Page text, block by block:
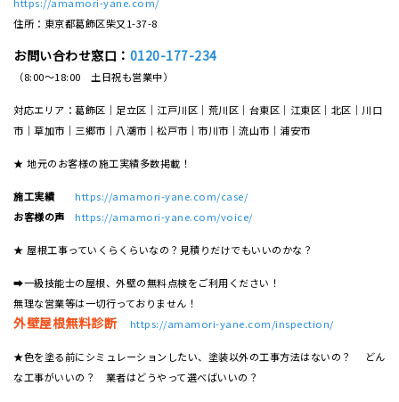
https://amamori-yane.com/
住所：東京都葛飾区柴又1-37-8
お問い合わせ窓口： 0120-177-234
（8:00～18:00 土日祝も営業中）
対応エリア：葛飾区｜足立区｜江戸川区｜荒川区｜台東区｜江東区｜北区｜川口
市｜草加市｜三郷市｜八潮市｜松⼾市｜市川市｜流⼭市｜浦安市
★ 地元のお客様の施工実績多数掲載！
施工実績
https://amamori-yane.com/case/
お客様の声
https://amamori-yane.com/voice/
★ 屋根工事っていくらくらいなの？見積りだけでもいいのかな？
➡一級技能士の屋根、外壁の無料点検をご利用ください！
無理な営業等は一切行っておりません！
外壁屋根無料診断 https://amamori-yane.com/inspection/
★色を塗る前にシミュレーションしたい、塗装以外の工事方法はないの？ どん
な工事がいいの？ 業者はどうやって選べばいいの？